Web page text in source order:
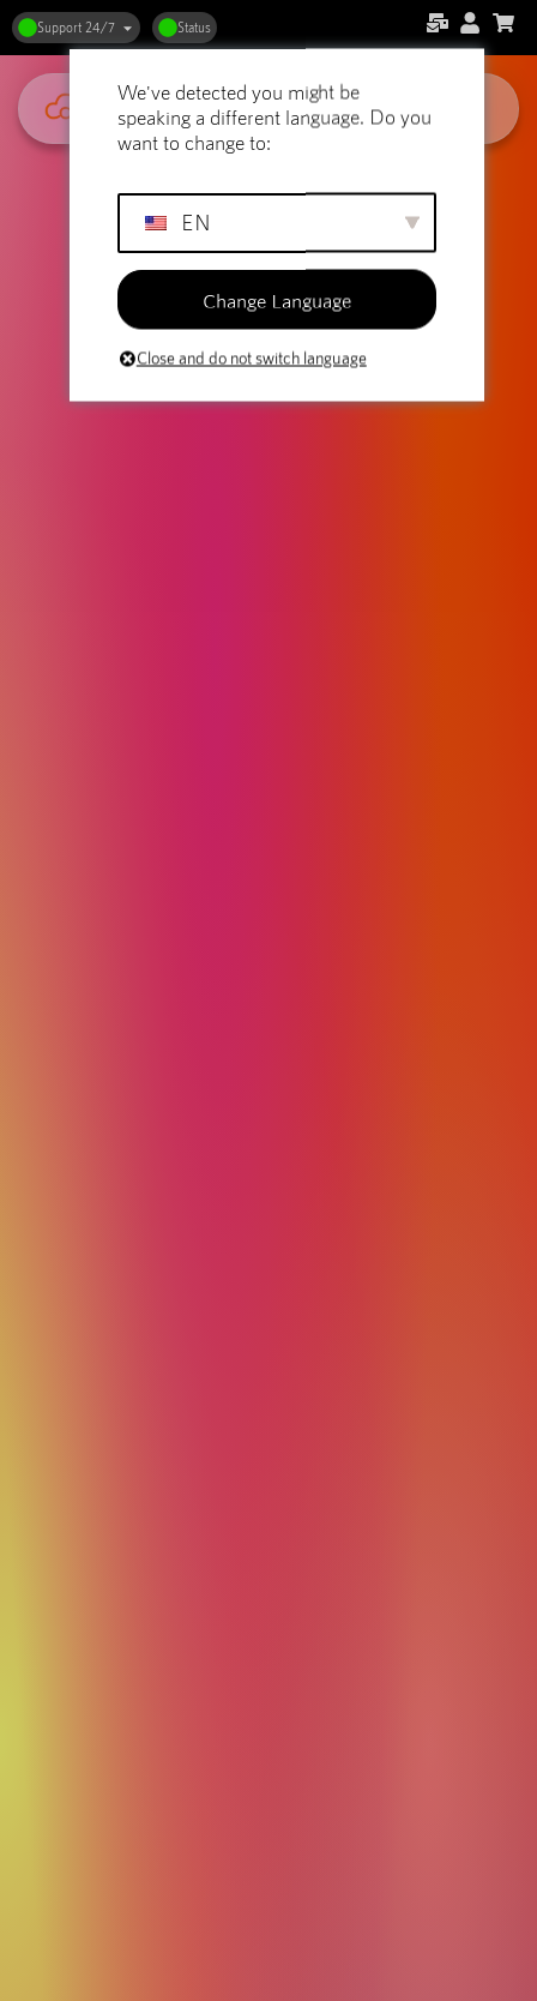
Support 24/7 Status
Jargong för webbhotell avklarad:
We've detected you might be
speaking a different language. Do you
want to change to:
EN
Change Language
Close and do not switch language